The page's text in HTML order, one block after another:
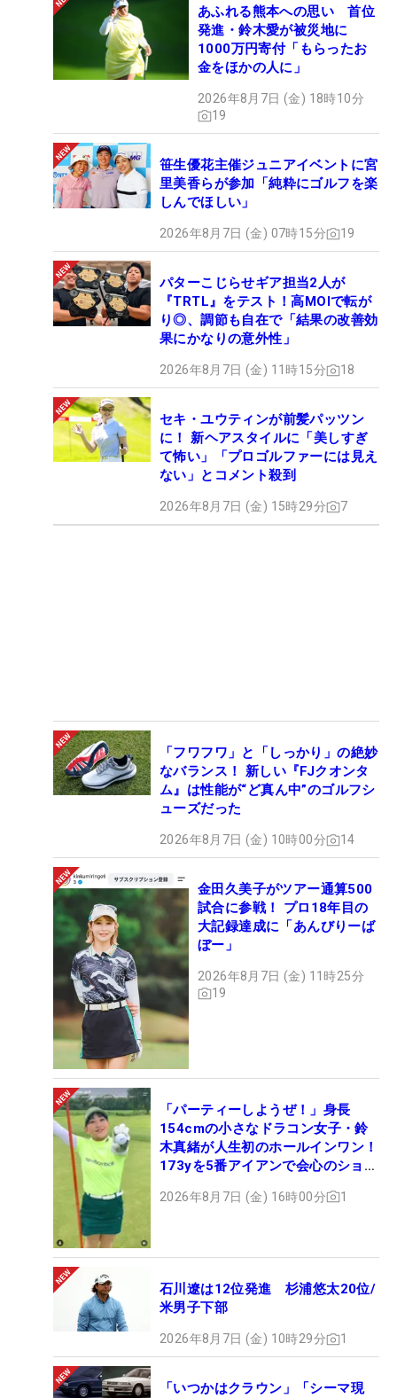
あふれる熊本への思い 首位
発進・鈴木愛が被災地に
1000万円寄付「もらったお
金をほかの人に」
2026年8月7日 (金) 18時10分
19
笹生優花主催ジュニアイベントに宮
里美香らが参加「純粋にゴルフを楽
しんでほしい」
2026年8月7日 (金) 07時15分 19
パターこじらせギア担当2人が
『TRTL』をテスト！高MOIで転が
り◎、調節も自在で「結果の改善効
果にかなりの意外性」
2026年8月7日 (金) 11時15分 18
セキ・ユウティンが前髪パッツン
に！ 新ヘアスタイルに「美しすぎ
て怖い」「プロゴルファーには見え
ない」とコメント殺到
2026年8月7日 (金) 15時29分 7
「フワフワ」と「しっかり」の絶妙
なバランス！ 新しい『FJクオンタ
ム』は性能が“ど真ん中”のゴルフシ
ューズだった
2026年8月7日 (金) 10時00分 14
金田久美子がツアー通算500
試合に参戦！ プロ18年目の
大記録達成に「あんびりーば
ぼー」
2026年8月7日 (金) 11時25分
19
「パーティーしようぜ！」身長
154cmの小さなドラコン女子・鈴
木真緒が人生初のホールインワン！
173yを5番アイアンで会心のショッ
2026年8月7日 (金) 16時00分 1
石川遼は12位発進 杉浦悠太20位/
米男子下部
2026年8月7日 (金) 10時29分 1
「いつかはクラウン」「シーマ現